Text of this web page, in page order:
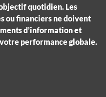
quotidien. Les
ou financiers ne doivent
d’information et
performance globale.